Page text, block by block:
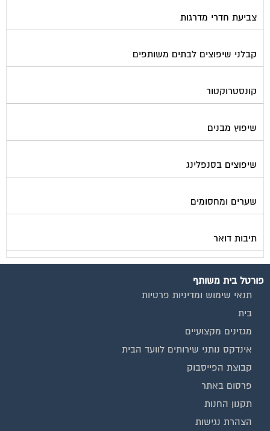
צביעת חדרי מדרגות
קבלני שיפוצים לבתים משותפים
קונסטרוקטור
שיפוץ מבנים
שיפוצים בסנפלינג
שערים ומחסומים
תיבות דואר
פורטל בית משותף
תנאי שימוש ומדיניות פרטיות
בית
מגזינים מקצועיים
אינדקס נותני שירותים לוועד הבית
קבוצת הפייסבוק
פרסום באתר
תקנון החנות
הצהרת נגישות